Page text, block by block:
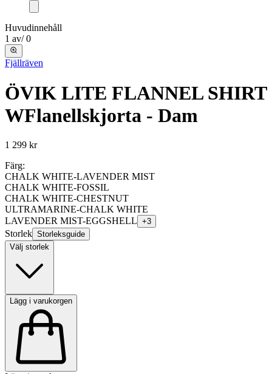
Huvudinnehåll
1 av/ 0
Fjällräven
ÖVIK LITE FLANNEL SHIRT
WFlanellskjorta - Dam
1 299 kr
Färg:
CHALK WHITE-LAVENDER MIST
CHALK WHITE-FOSSIL
CHALK WHITE-CHESTNUT
ULTRAMARINE-CHALK WHITE
LAVENDER MIST-EGGSHELL +3
Storlek Storleksguide
Välj storlek
Lägg i varukorgen